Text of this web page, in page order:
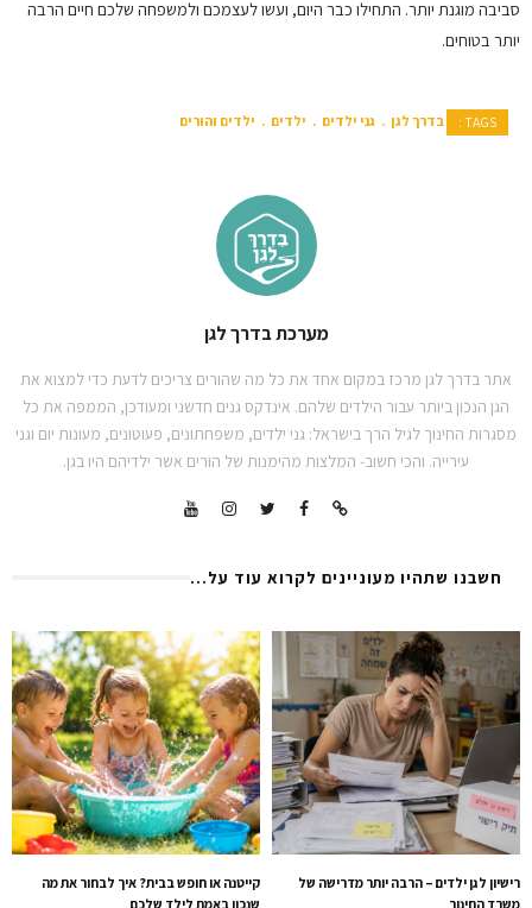
סביבה מוגנת יותר. התחילו כבר היום, ועשו לעצמכם ולמשפחה שלכם חיים הרבה
יותר בטוחים.
TAGS : בדרך לגן גני ילדים ילדים ילדים והורים
מערכת בדרך לגן
אתר בדרך לגן מרכז במקום אחד את כל מה שהורים צריכים לדעת כדי למצוא את
הגן הנכון ביותר עבור הילדים שלהם. אינדקס גנים חדשני ומעודכן, הממפה את כל
מסגרות החינוך לגיל הרך בישראל: גני ילדים, משפחתונים, פעוטונים, מעונות יום וגני
עירייה. והכי חשוב- המלצות מהימנות של הורים אשר ילדיהם היו בגן.
חשבנו שתהיו מעוניינים לקרוא עוד על...
קייטנה או חופש בבית? איך לבחור את מה
שנכון באמת לילד שלכם
רישיון לגן ילדים – הרבה יותר מדרישה של
משרד החינוך